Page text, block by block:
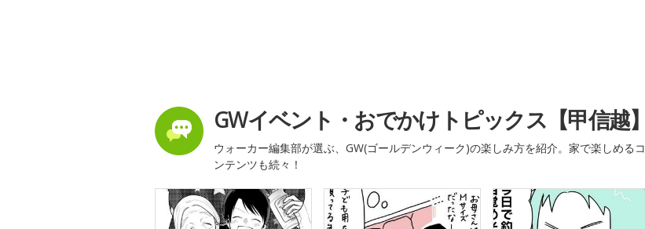
GWイベント・おでかけトピックス【甲信越】
ウォーカー編集部が選ぶ、GW(ゴールデンウィーク)の楽しみ方を紹介。家で楽しめるコ
ンテンツも続々！